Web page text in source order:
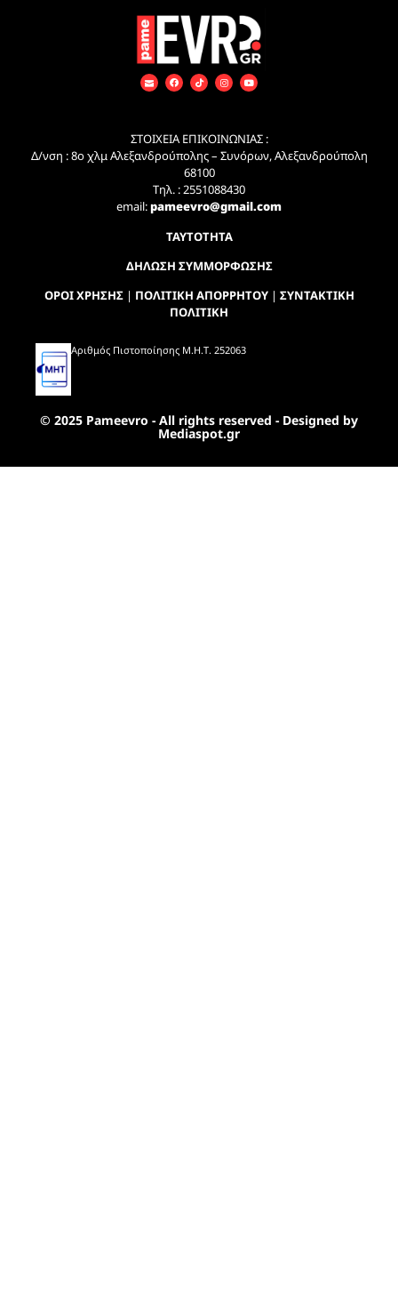
ΣΤΟΙΧΕΙΑ ΕΠΙΚΟΙΝΩΝΙΑΣ :
Δ/νση : 8ο χλμ Αλεξανδρούπολης – Συνόρων, Αλεξανδρούπολη
68100
Τηλ. : 2551088430
email:pameevro@gmail.com
ΤΑΥΤΟΤΗΤΑ
ΔΗΛΩΣΗ ΣΥΜΜΟΡΦΩΣΗΣ
ΟΡΟΙ ΧΡΗΣΗΣ| ΠΟΛΙΤΙΚΗ ΑΠΟΡΡΗΤΟΥ| ΣΥΝΤΑΚΤΙΚΗ
ΠΟΛΙΤΙΚΗ
Αριθμός Πιστοποίησης Μ.Η.Τ. 252063
© 2025 Pameevro - All rights reserved - Designed by
Mediaspot.gr